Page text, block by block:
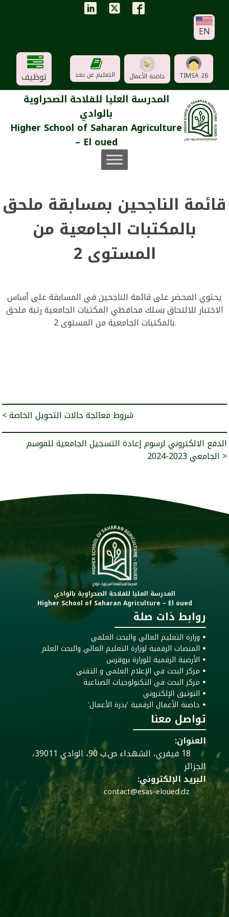
EN
TIMSA 26 حاضنة الأعمال التعليم عن بعد توظيف
المدرسة العليا للفلاحة الصحراوية
بالوادي
Higher School of Saharan Agriculture
– El oued
قائمة الناجحين بمسابقة ملحق
بالمكتبات الجامعية من
المستوى 2
يحتوي المحضر على قائمة الناجحين في المسابقة على أساس
الاختبار للالتحاق بسلك محافظي المكتبات الجامعية رتبة ملحق
بالمكتبات الجامعية من المستوى 2.
< شروط معالجة حالات التحويل الخاصة
الدفع الالكتروني لرسوم إعادة التسجيل الجامعية للموسم
الجامعي 2023-2024 >
المدرسة العليا للفلاحة الصحراوية بالوادي
Higher School of Saharan Agriculture – El oued
روابط ذات صلة
ꔷ وزارة التعليم العالي والبحث العلمي
ꔷ المنصات الرقمية لوزارة التعليم العالي والبحث العلم
ꔷ الأرضية الرقمية للوزارة بروقرس
ꔷ مركز البحث في الإعلام العلمي و التقني
ꔷ مركز البحث في التكنولوجيات الصناعية
ꔷ التوثيق الإلكتروني
ꔷ حاضنة الأعمال الرقمية 'بذرة الأعمال'
تواصل معنا
العنوان:
18 فيفري، الشهداء ص.ب 90، الوادي 39011،
الجزائر
البريد الإلكتروني:
contact@esas-eloued.dz